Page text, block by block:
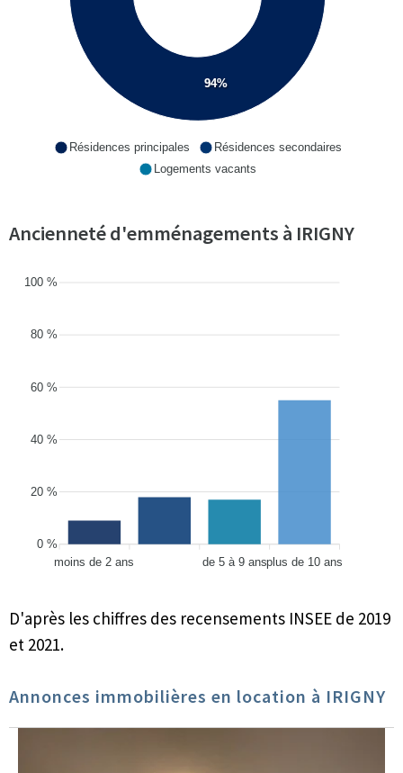
94%
Résidences principales
Résidences secondaires
Logements vacants
Ancienneté d'emménagements à IRIGNY
100 %
80 %
60 %
40 %
20 %
0 %
moins de 2 ans
de 5 à 9 ansplus de 10 ans
D'après les chiffres des recensements INSEE de 2019
et 2021.
Annonces immobilières en location à IRIGNY